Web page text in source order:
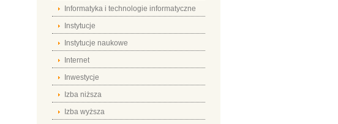
Informatyka i technologie informatyczne
Instytucje
Instytucje naukowe
Internet
Inwestycje
Izba niższa
Izba wyższa